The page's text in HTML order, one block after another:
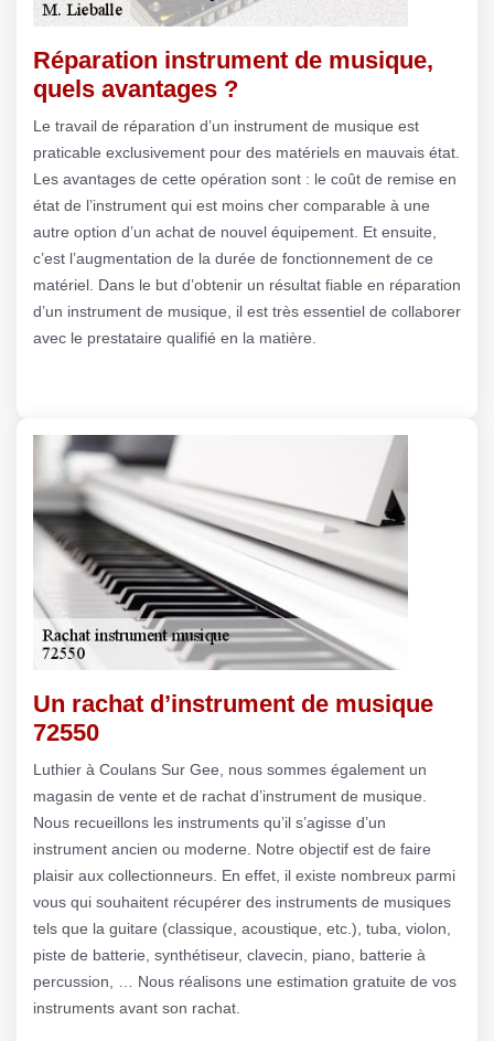
Réparation instrument de musique,
quels avantages ?
Le travail de réparation d’un instrument de musique est
praticable exclusivement pour des matériels en mauvais état.
Les avantages de cette opération sont : le coût de remise en
état de l’instrument qui est moins cher comparable à une
autre option d’un achat de nouvel équipement. Et ensuite,
c’est l’augmentation de la durée de fonctionnement de ce
matériel. Dans le but d’obtenir un résultat fiable en réparation
d’un instrument de musique, il est très essentiel de collaborer
avec le prestataire qualifié en la matière.
Un rachat d’instrument de musique
72550
Luthier à Coulans Sur Gee, nous sommes également un
magasin de vente et de rachat d’instrument de musique.
Nous recueillons les instruments qu’il s’agisse d’un
instrument ancien ou moderne. Notre objectif est de faire
plaisir aux collectionneurs. En effet, il existe nombreux parmi
vous qui souhaitent récupérer des instruments de musiques
tels que la guitare (classique, acoustique, etc.), tuba, violon,
piste de batterie, synthétiseur, clavecin, piano, batterie à
percussion, … Nous réalisons une estimation gratuite de vos
instruments avant son rachat.